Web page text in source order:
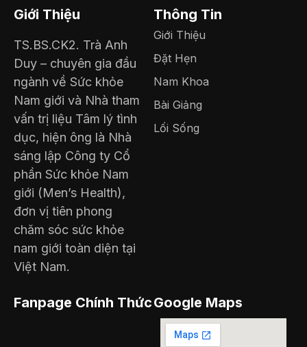
Giới Thiệu
TS.BS.CK2. Trà Anh
Duy – chuyên gia đầu
ngành về Sức khỏe
Nam giới và Nhà tham
vấn trị liệu Tâm lý tình
dục, hiện ông là Nhà
sáng lập Công ty Cổ
phần Sức khỏe Nam
giới (Men’s Health),
đơn vị tiên phong
chăm sóc sức khỏe
nam giới toàn diện tại
Việt Nam.
Thông Tin
Giới Thiệu
Đặt Hẹn
Nam Khoa
Bài Giảng
Lối Sống
Fanpage Chính ThứcGoogle Maps